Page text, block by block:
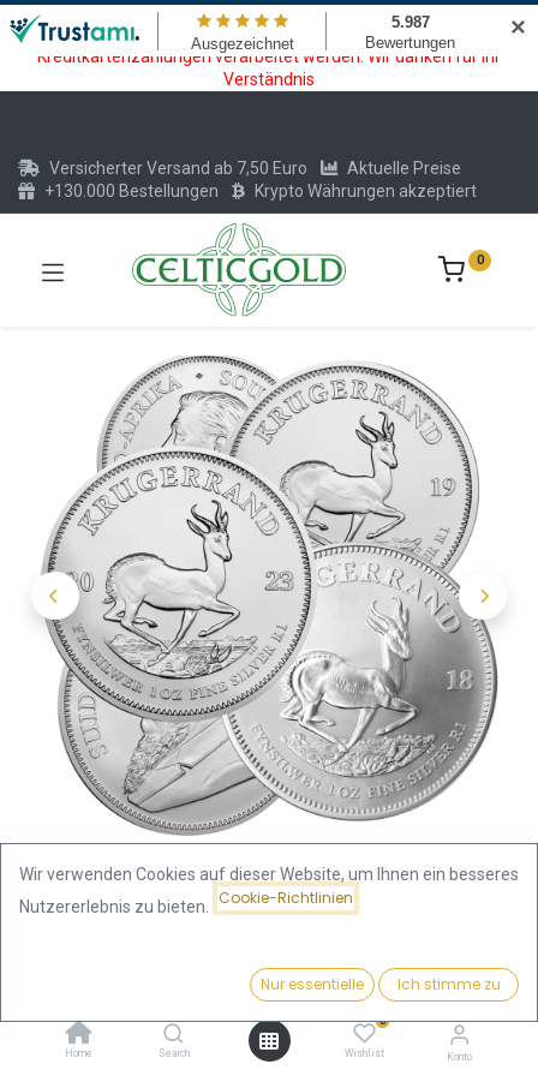
Wartungsarbeiten am Kreditkarten und Krypto Bezahlmodul. In der
Zeit vom 20.07. - 09.08.2026 können keine Krypto oder
Kreditkartenzahlungen verarbeitet werden. Wir danken für Ihr
Verständnis
Preis:
67,87 € Kaufen
Home Search
0
Wishlist Konto
Versicherter Versand ab 7,50 Euro
Aktuelle Preise
+130.000 Bestellungen
Krypto Währungen akzeptiert
0
Krügerrand 1 Unze Silbermünze - verschiedene Jahre |
Wir verwenden Cookies auf dieser Website, um Ihnen ein besseres
Nutzererlebnis zu bieten.
Cookie-Richtlinien
Nur essentielle Ich stimme zu
✕